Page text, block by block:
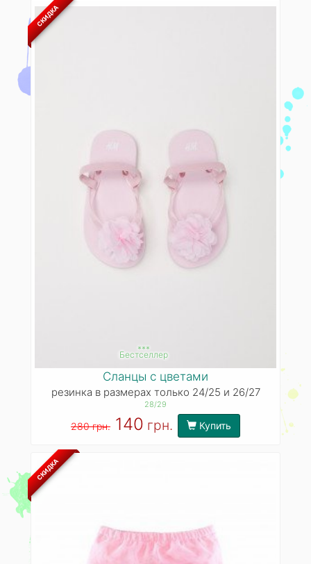
СКИДКА
***
Бестселлер
Сланцы с цветами
резинка в размерах только 24/25 и 26/27
28/29
280 грн. 140 грн. Купить
СКИДКА